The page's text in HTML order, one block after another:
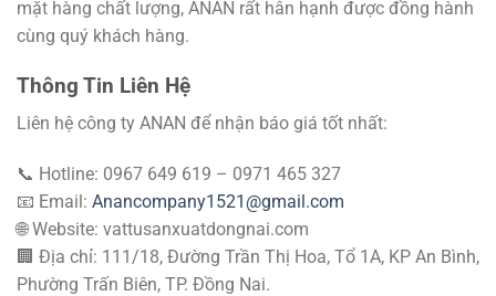
mặt hàng chất lượng, ANAN rất hân hạnh được đồng hành
cùng quý khách hàng.
Thông Tin Liên Hệ
Liên hệ công ty ANAN để nhận báo giá tốt nhất:
📞 Hotline: 0967 649 619 – 0971 465 327
📧 Email: Anancompany1521@gmail.com
🌐 Website: vattusanxuatdongnai.com
🏢 Địa chỉ: 111/18, Đường Trần Thị Hoa, Tổ 1A, KP An Bình,
Phường Trấn Biên, TP. Đồng Nai.